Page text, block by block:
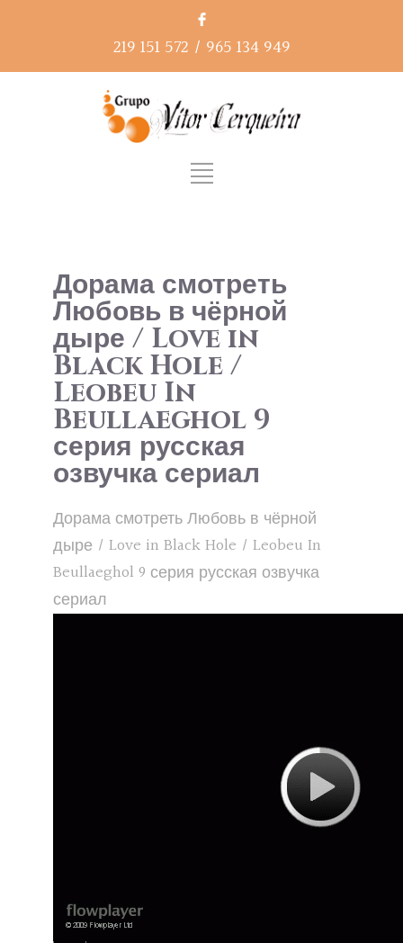
219 151 572 / 965 134 949
Дорама смотреть
Любовь в чёрной
дыре / Love in
Black Hole /
Leobeu In
Beullaeghol 9
серия русская
озвучка сериал
Дорама смотреть Любовь в чёрной
дыре / Love in Black Hole / Leobeu In
Beullaeghol 9 серия русская озвучка
сериал